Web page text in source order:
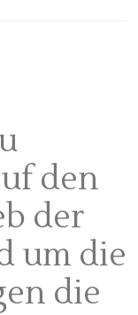
den
der
um die
die